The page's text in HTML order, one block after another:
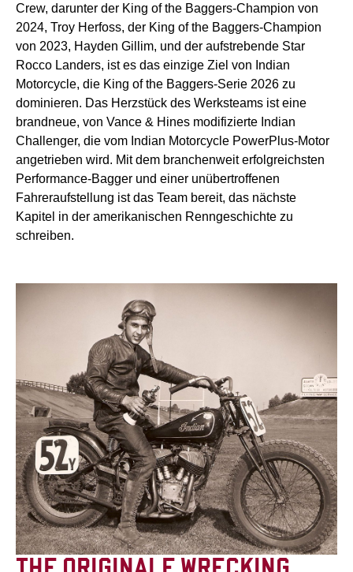
Crew, darunter der King of the Baggers-Champion von
2024, Troy Herfoss, der King of the Baggers-Champion
von 2023, Hayden Gillim, und der aufstrebende Star
Rocco Landers, ist es das einzige Ziel von Indian
Motorcycle, die King of the Baggers-Serie 2026 zu
dominieren. Das Herzstück des Werksteams ist eine
brandneue, von Vance & Hines modifizierte Indian
Challenger, die vom Indian Motorcycle PowerPlus-Motor
angetrieben wird. Mit dem branchenweit erfolgreichsten
Performance-Bagger und einer unübertroffenen
Fahreraufstellung ist das Team bereit, das nächste
Kapitel in der amerikanischen Renngeschichte zu
schreiben.